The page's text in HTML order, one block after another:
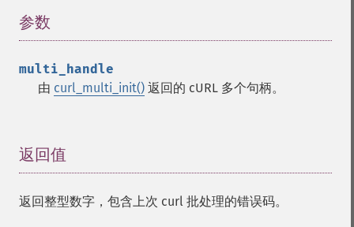
参数
multi_handle
由 curl_multi_init() 返回的 cURL 多个句柄。
返回值
返回整型数字，包含上次 curl 批处理的错误码。